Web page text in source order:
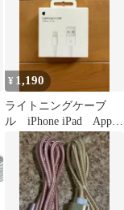
¥ 1,190
ライトニングケーブ
ル iPhone iPad Apple
純正品